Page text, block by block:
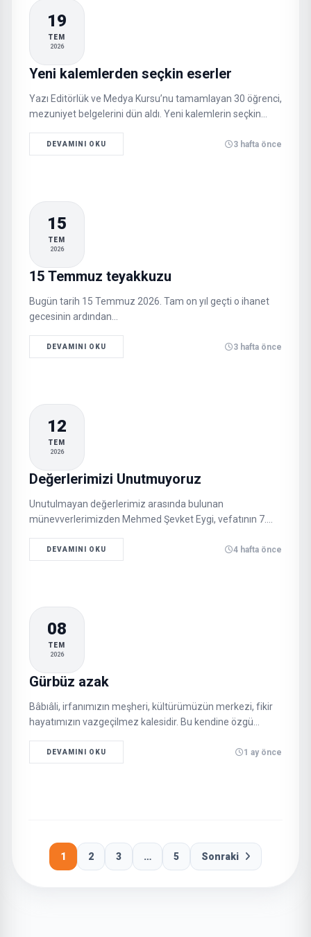
19
TEM
2026
Yeni kalemlerden seçkin eserler
Yazı Editörlük ve Medya Kursu’nu tamamlayan 30 öğrenci,
mezuniyet belgelerini dün aldı. Yeni kalemlerin seçkin
DEVAMINI OKU 3 hafta önce
15
TEM
2026
15 Temmuz teyakkuzu
Bugün tarih 15 Temmuz 2026. Tam on yıl geçti o ihanet
gecesinin ardından…
DEVAMINI OKU 3 hafta önce
12
TEM
2026
Değerlerimizi Unutmuyoruz
Unutulmayan değerlerimiz arasında bulunan
münevverlerimizden Mehmed Şevket Eygi, vefatının 7.
DEVAMINI OKU 4 hafta önce
08
TEM
2026
Gürbüz azak
Bâbıâli, irfanımızın meşheri, kültürümüzün merkezi, fikir
hayatımızın vazgeçilmez kalesidir. Bu kendine özgü
mekteptir, medresedir, okuldur, akademidir…
DEVAMINI OKU 1 ay önce
1 2 3 … 5 Sonraki